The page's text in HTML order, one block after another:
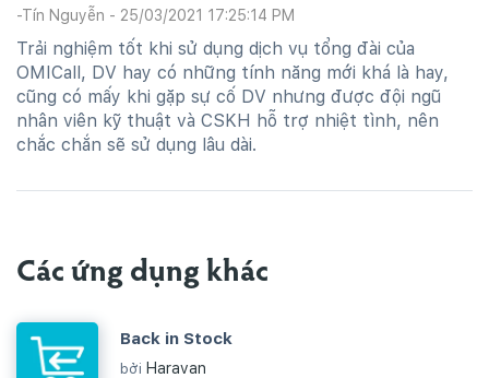
-Tín Nguyễn - 25/03/2021 17:25:14 PM
Trải nghiệm tốt khi sử dụng dịch vụ tổng đài của
OMICall, DV hay có những tính năng mới khá là hay,
cũng có mấy khi gặp sự cố DV nhưng được đội ngũ
nhân viên kỹ thuật và CSKH hỗ trợ nhiệt tình, nên
chắc chắn sẽ sử dụng lâu dài.
Các ứng dụng khác
Back in Stock
bởi Haravan